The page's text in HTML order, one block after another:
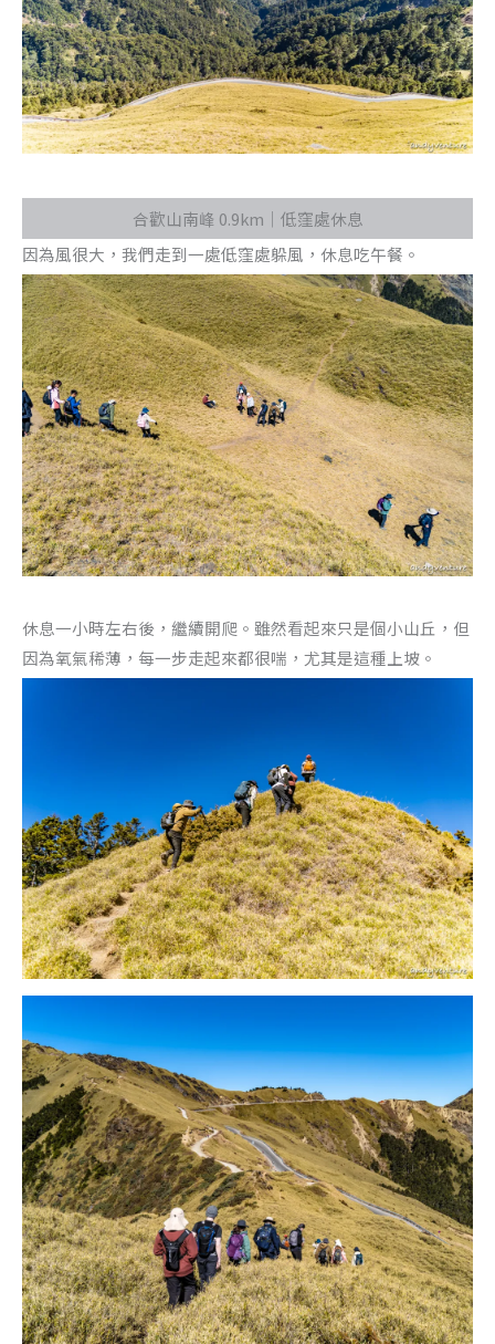
合歡山南峰 0.9km｜低窪處休息
因為風很大，我們走到一處低窪處躲風，休息吃午餐。
休息一小時左右後，繼續開爬。雖然看起來只是個小山丘，但
因為氧氣稀薄，每一步走起來都很喘，尤其是這種上坡。